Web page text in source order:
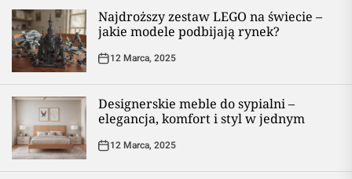
Najdroższy zestaw LEGO na świecie –
jakie modele podbijają rynek?
12 Marca, 2025
Designerskie meble do sypialni –
elegancja, komfort i styl w jednym
12 Marca, 2025